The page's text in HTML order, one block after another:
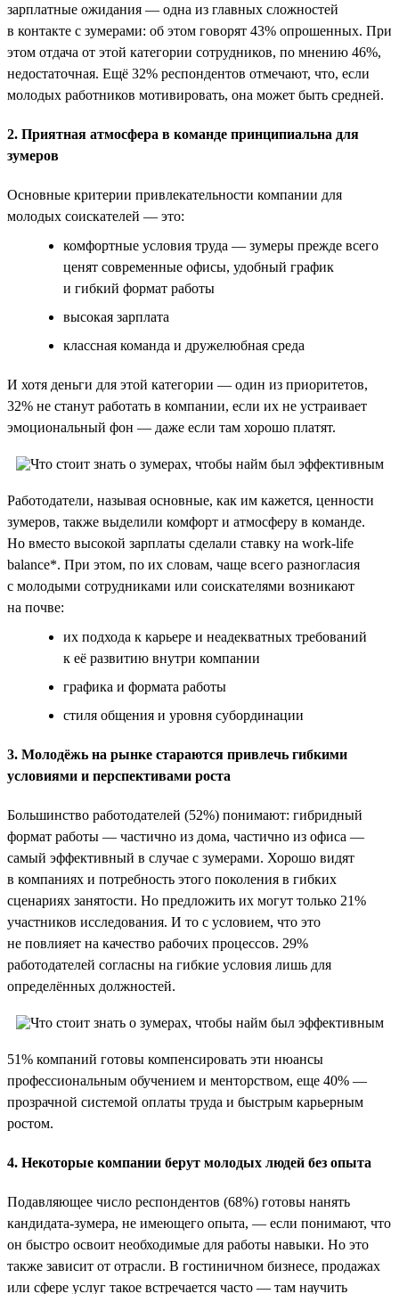
зарплатные ожидания — одна из главных сложностей
в контакте с зумерами: об этом говорят 43% опрошенных. При
этом отдача от этой категории сотрудников, по мнению 46%,
недостаточная. Ещё 32% респондентов отмечают, что, если
молодых работников мотивировать, она может быть средней.
2. Приятная атмосфера в команде принципиальна для
зумеров
Основные критерии привлекательности компании для
молодых соискателей — это:
комфортные условия труда — зумеры прежде всего
ценят современные офисы, удобный график
и гибкий формат работы
высокая зарплата
классная команда и дружелюбная среда
И хотя деньги для этой категории — один из приоритетов,
32% не станут работать в компании, если их не устраивает
эмоциональный фон — даже если там хорошо платят.
Работодатели, называя основные, как им кажется, ценности
зумеров, также выделили комфорт и атмосферу в команде.
Но вместо высокой зарплаты сделали ставку на work-life
balance*. При этом, по их словам, чаще всего разногласия
с молодыми сотрудниками или соискателями возникают
на почве:
их подхода к карьере и неадекватных требований
к её развитию внутри компании
графика и формата работы
стиля общения и уровня субординации
3. Молодёжь на рынке стараются привлечь гибкими
условиями и перспективами роста
Большинство работодателей (52%) понимают: гибридный
формат работы — частично из дома, частично из офиса —
самый эффективный в случае с зумерами. Хорошо видят
в компаниях и потребность этого поколения в гибких
сценариях занятости. Но предложить их могут только 21%
участников исследования. И то с условием, что это
не повлияет на качество рабочих процессов. 29%
работодателей согласны на гибкие условия лишь для
определённых должностей.
51% компаний готовы компенсировать эти нюансы
профессиональным обучением и менторством, еще 40% —
прозрачной системой оплаты труда и быстрым карьерным
ростом.
4. Некоторые компании берут молодых людей без опыта
Подавляющее число респондентов (68%) готовы нанять
кандидата-зумера, не имеющего опыта, — если понимают, что
он быстро освоит необходимые для работы навыки. Но это
также зависит от отрасли. В гостиничном бизнесе, продажах
или сфере услуг такое встречается часто — там научить